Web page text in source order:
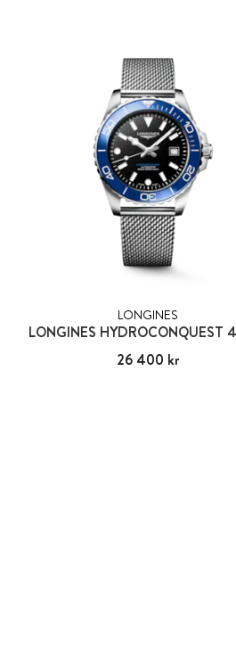
LONGINES
Pris:26 400 kr
26 400 kr